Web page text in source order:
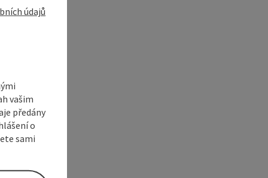
údajů
vašim
předány
o
sami